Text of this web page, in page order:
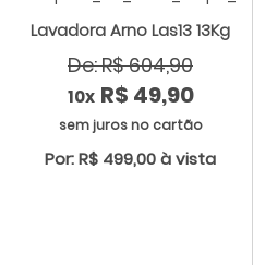
Lavadora Arno Las13 13Kg
De: R$ 604,90
10x R$ 49,90
sem juros no cartão
Por: R$ 499,00 à vista